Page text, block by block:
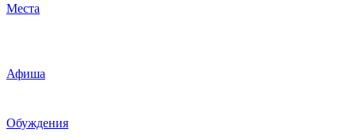
Места
Афиша
Обуждения